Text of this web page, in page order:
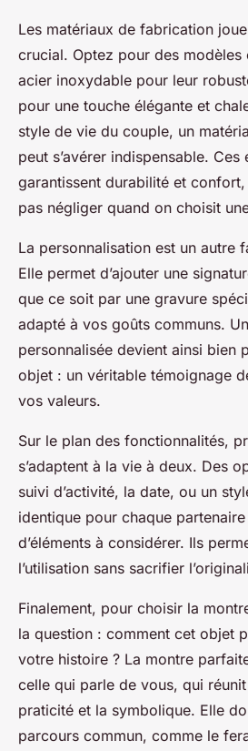
Les matériaux de fabrication
crucial. Optez pour des modèles
acier inoxydable pour leur
pour une touche élégante et
style de vie du couple, un
peut s’avérer indispensable. Ces
garantissent durabilité et
pas négliger quand on choisit
La personnalisation est un autre
Elle permet d’ajouter une
que ce soit par une gravure
adapté à vos goûts communs.
personnalisée devient ainsi bien
objet : un véritable témoignage
vos valeurs.
Sur le plan des fonctionnalités,
s’adaptent à la vie à deux. Des
suivi d’activité, la date, ou un
identique pour chaque
d’éléments à considérer. Ils
l’utilisation sans sacrifier
Finalement, pour choisir la
la question : comment cet objet
votre histoire ? La montre
celle qui parle de vous, qui réunit
praticité et la symbolique. Elle
parcours commun, comme le